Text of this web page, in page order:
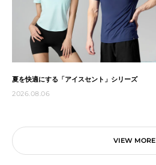
夏を快適にする「アイスセント」シリーズ
2026.08.06
VIEW MORE